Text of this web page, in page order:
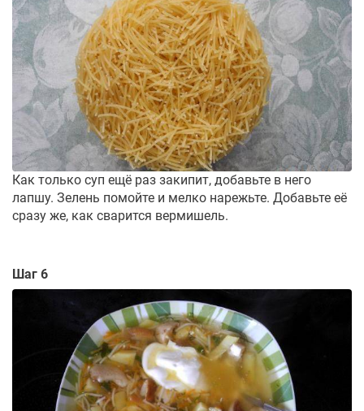
Как только суп ещё раз закипит, добавьте в него
лапшу. Зелень помойте и мелко нарежьте. Добавьте её
сразу же, как сварится вермишель.
Шаг 6